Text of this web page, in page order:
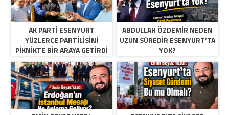
AK PARTI ESENYURT
YÜZLERCE PARTILISINI
PIKNIKTE BIR ARAYA GETIRDI
ABDULLAH ÖZDEMIR NEDEN
UZUN SÜREDIR ESENYURT’TA
YOK?